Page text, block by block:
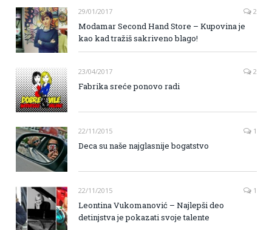
29/01/2017 2
Modamar Second Hand Store – Kupovina je
kao kad tražiš sakriveno blago!
23/04/2017 2
Fabrika sreće ponovo radi
22/11/2015 1
Deca su naše najglasnije bogatstvo
22/11/2015 1
Leontina Vukomanović – Najlepši deo
detinjstva je pokazati svoje talente